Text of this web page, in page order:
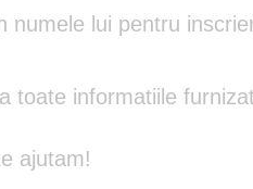
lui pentru
toate informatiile
ajutam!